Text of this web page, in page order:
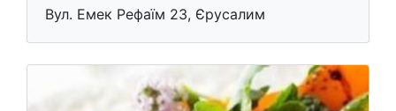
Вул. Емек Рефаїм 23, Єрусалим